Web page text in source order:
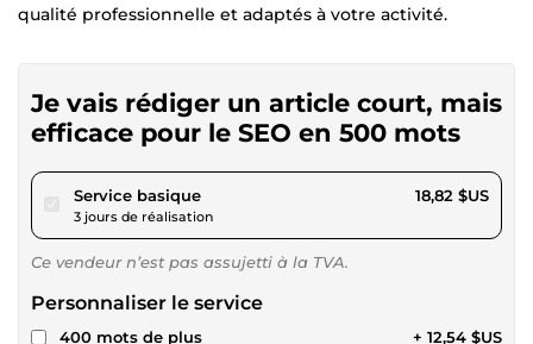
qualité professionnelle et adaptés à votre activité.
Je vais rédiger un article court, mais
efficace pour le SEO en 500 mots
Service basiquepour 17,34 $US
3 jours de réalisation
18,82 $US
Ce vendeur n’est pas assujetti à la TVA.
Personnaliser le service
400 mots de plus + 12,54 $US